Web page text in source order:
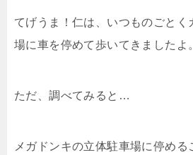
てげうま！仁は、いつものごとく
場に車を停めて歩いてきましたよ。
ただ、調べてみると…
メガドンキの立体駐車場に停める